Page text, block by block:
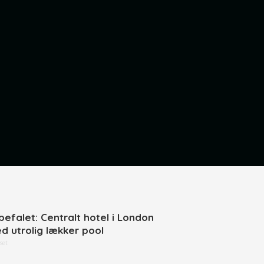
Centralt hotel i London
utrolig lækker pool